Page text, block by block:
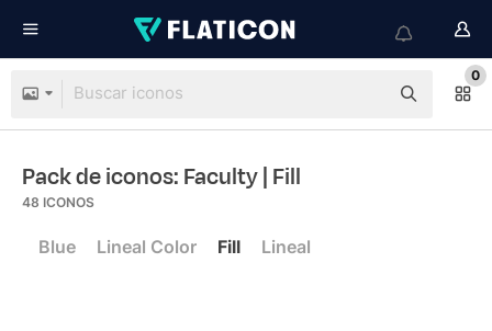
0
Pack de iconos: Faculty| Fill
48 ICONOS
Blue Lineal Color Fill Lineal